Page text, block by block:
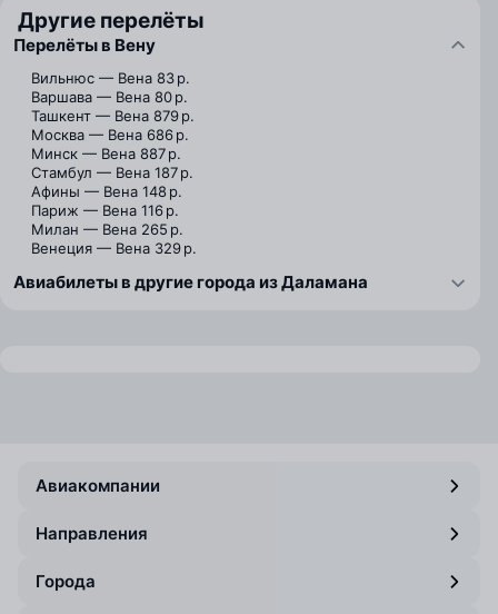
Другие перелёты
Перелёты в Вену
Вильнюс — Вена 83 р.
Варшава — Вена 80 р.
Ташкент — Вена 879 р.
Москва — Вена 686 р.
Минск — Вена 887 р.
Стамбул — Вена 187 р.
Афины — Вена 148 р.
Париж — Вена 116 р.
Милан — Вена 265 р.
Венеция — Вена 329 р.
Авиабилеты в другие города из Даламана
Авиакомпании
Направления
Города